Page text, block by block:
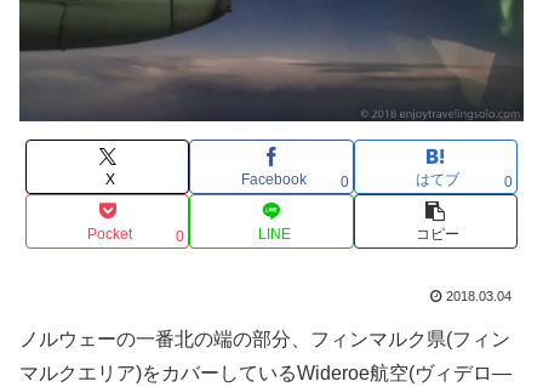
X Facebook 0 はてブ 0
Pocket 0 LINE コピー
2018.03.04
ノルウェーの一番北の端の部分、フィンマルク県(フィン
マルクエリア)をカバーしているWideroe航空(ヴィデロ―